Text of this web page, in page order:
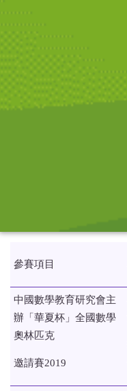
參賽項目
中國數學教育研究會主
辦「華夏杯」全國數學
奧林匹克
邀請賽2019